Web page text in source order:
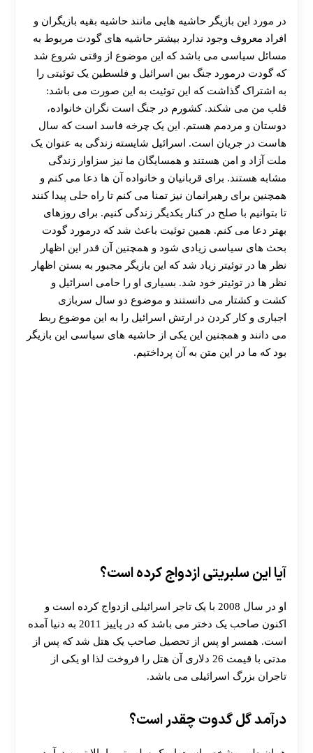
در مورد این بازیگر حاشیه هایی مانند حاشیه بقیه بازیگران و
افراد معروف وجود ندارد بیشتر حاشیه های گودت مربوط به
مسائل سیاسی می باشد که این موضوع از وقتی شروع شد
که گودت درمورد جنگ بین اسرائیل و فلسطین یک توئیتی را
به اشتراک گذاشت که این توئیت به این صورت می باشد:
قلب من می شکند. کشورم در جنگ است نگران خانواده،
دوستان و مردمم هستم. این یک چرخه فاسد است که سال
هاست در جریان است. اسرائیل شایسته زندگی به عنوان یک
ملت آزاد و امن هستند و همسایگان ما نیز سزاوار زندگی
مشابه هستند. برای قربانیان و خانواده آن ها دعا می کنم و
همچنین برای رهبرانمان نیز تمنا می کنم تا راه حلی پیدا کنند
تا بتوانیم با صلح در کنار یکدیگر زندگی کنیم. برای روزهای
بهتر دعا می کنم. همین توئیت باعث شد که درمورد گودت
بحث های سیاسی زیادی شود و همچنین آن قدر این اظهار
نظر ها در توئیتر زیاد شد که این بازیگر مجبور به بستن اظهار
نظر ها در توئیتر خود شد. بسیاری او را حامی اسرائیل و
کشت و کشتار می دانستند و موضوع دو سال سربازی
اجباری و کار کردن در ارتش اسرائیل را به این موضوع ربط
می دانند و همچنین این یکی از حاشیه های سیاسی این بازیگر
بود که ما در این متن به آن پرداختیم.
آیا این سلبریتی ازدواج کرده است؟
او در سال 2008 با یک تاجر اسرائیلی ازدواج کرده است و
اکنون صاحب یک دختر می باشد که در پاییز 2011 به دنیا آمده
است. همسر او پس از تحصیل صاحب یک هتل شد که پس از
مدتی با قیمت 26 دلاری آن هتل را فروخت لذا او یکی از
تاجران بزرگ اسرائیلی می باشد.
درآمد گل گدوت چقدر است؟